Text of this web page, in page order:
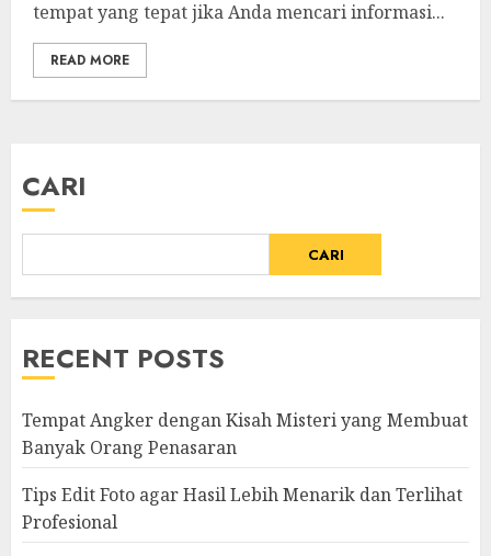
tempat yang tepat jika Anda mencari informasi...
READ MORE
CARI
CARI
RECENT POSTS
Tempat Angker dengan Kisah Misteri yang Membuat
Banyak Orang Penasaran
Tips Edit Foto agar Hasil Lebih Menarik dan Terlihat
Profesional